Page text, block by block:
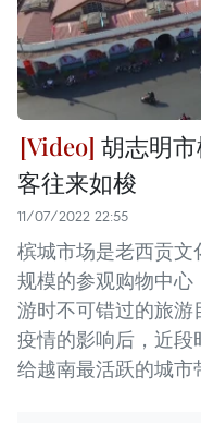
胡志明
客往来如梭
11/07/2022 22:55
槟城市场是老西贡
规模的参观购物中
游时不可错过的旅游
疫情的影响后，近段
给越南最活跃的城市